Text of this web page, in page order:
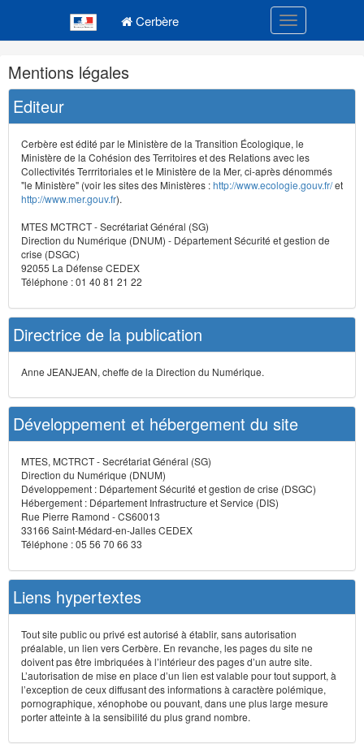
Cerbère Toggle
Navigation
et
outils
annexes
Mentions légales
Editeur
Cerbère est édité par le Ministère de la Transition Écologique, le
Ministère de la Cohésion des Territoires et des Relations avec les
Collectivités Terrritoriales et le Ministère de la Mer, ci-après dénommés
"le Ministère" (voir les sites des Ministères :http://www.ecologie.gouv.fr/et
http://www.mer.gouv.fr).
MTES MCTRCT - Secrétariat Général (SG)
Direction du Numérique (DNUM) - Département Sécurité et gestion de
crise (DSGC)
92055 La Défense CEDEX
Téléphone : 01 40 81 21 22
Directrice de la publication
Anne JEANJEAN, cheffe de la Direction du Numérique.
Développement et hébergement du site
MTES, MCTRCT - Secrétariat Général (SG)
Direction du Numérique (DNUM)
Développement : Département Sécurité et gestion de crise (DSGC)
Hébergement : Département Infrastructure et Service (DIS)
Rue Pierre Ramond - CS60013
33166 Saint-Médard-en-Jalles CEDEX
Téléphone : 05 56 70 66 33
Liens hypertextes
Tout site public ou privé est autorisé à établir, sans autorisation
préalable, un lien vers Cerbère. En revanche, les pages du site ne
doivent pas être imbriquées à l’intérieur des pages d’un autre site.
L’autorisation de mise en place d’un lien est valable pour tout support, à
l’exception de ceux diffusant des informations à caractère polémique,
pornographique, xénophobe ou pouvant, dans une plus large mesure
porter atteinte à la sensibilité du plus grand nombre.